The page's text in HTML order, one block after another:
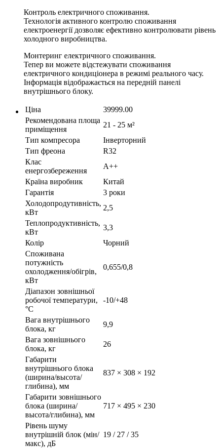
Контроль електричного споживання.
Технологія активного контролю споживання
електроенергії дозволяє ефективно контролювати рівень
холодного виробництва.
Монтеринг електричного споживання.
Тепер ви можете відстежувати споживання
електричного кондиціонера в режимі реального часу.
Інформація відображається на передній панелі
внутрішнього блоку.
Ціна
39999.00
Рекомендована площа
приміщення
21 - 25 м²
Тип компресора
Інверторний
Тип фреона
R32
Клас
енергозбереження
A++
Країна виробник
Китай
Гарантія
3 роки
Холодопродутивність,
кВт
2,5
Теплопродуктивність,
кВт
3,3
Колір
Чорний
Споживана
потужність
охолодження/обігрів,
кВт
0,655/0,8
Діапазон зовнішньої
робочої температури,
°С
-10/+48
Вага внутрішнього
блока, кг
9,9
Вага зовнішнього
блока, кг
26
Габарити
внутрішнього блока
(ширина/высота/
глибина), мм
837 × 308 × 192
Габарити зовнішнього
блока (ширина/
высота/глибина), мм
717 × 495 × 230
Рівень шуму
внутрішній блок (мін/
макс), дБ
19 / 27 / 35